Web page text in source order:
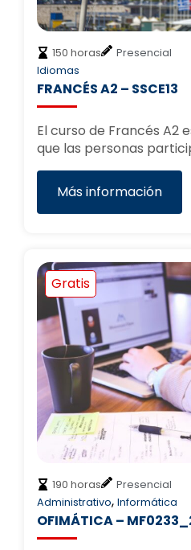
150 horas
Presencial
Idiomas
FRANCÉS A2 – SSCE13
El curso de Francés A2
que las personas
Más información
Gratis
190 horas
Presencial
Administrativo, Informática
OFIMÁTICA –